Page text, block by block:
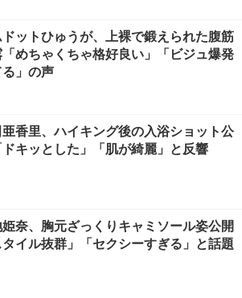
ドットひゅうが、上裸で鍛えられた腹筋
めちゃくちゃ格好良い」「ビジュ爆発
る」の声
香里、ハイキング後の入浴ショット公
キッとした」「肌が綺麗」と反響
奈、胸元ざっくりキャミソール姿公開
タイル抜群」「セクシーすぎる」と話題